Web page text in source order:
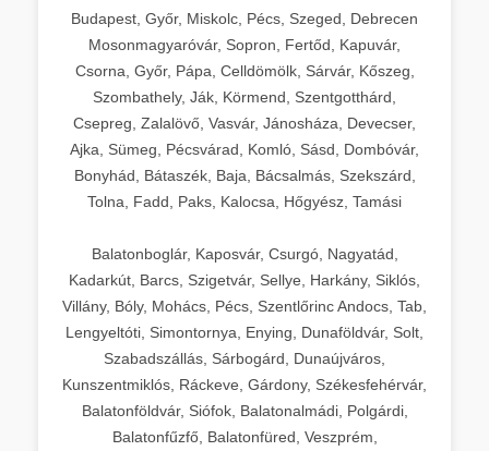
Budapest, Győr, Miskolc, Pécs, Szeged, Debrecen
Mosonmagyaróvár, Sopron, Fertőd, Kapuvár,
Csorna, Győr, Pápa, Celldömölk, Sárvár, Kőszeg,
Szombathely, Ják, Körmend, Szentgotthárd,
Csepreg, Zalalövő, Vasvár, Jánosháza, Devecser,
Ajka, Sümeg, Pécsvárad, Komló, Sásd, Dombóvár,
Bonyhád, Bátaszék, Baja, Bácsalmás, Szekszárd,
Tolna, Fadd, Paks, Kalocsa, Hőgyész, Tamási
Balatonboglár, Kaposvár, Csurgó, Nagyatád,
Kadarkút, Barcs, Szigetvár, Sellye, Harkány, Siklós,
Villány, Bóly, Mohács, Pécs, Szentlőrinc Andocs, Tab,
Lengyeltóti, Simontornya, Enying, Dunaföldvár, Solt,
Szabadszállás, Sárbogárd, Dunaújváros,
Kunszentmiklós, Ráckeve, Gárdony, Székesfehérvár,
Balatonföldvár, Siófok, Balatonalmádi, Polgárdi,
Balatonfűzfő, Balatonfüred, Veszprém,